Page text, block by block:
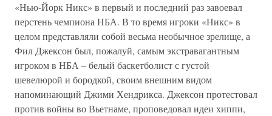
«Нью-Йорк Никс» в первый и последний раз завоевал
перстень чемпиона НБА. В то время игроки «Никс» в
целом представляли собой весьма необычное зрелище, а
Фил Джексон был, пожалуй, самым экстравагантным
игроком в НБА – белый баскетболист с густой
шевелюрой и бородкой, своим внешним видом
напоминающий Джими Хендрикса. Джексон протестовал
против войны во Вьетнаме, проповедовал идеи хиппи,